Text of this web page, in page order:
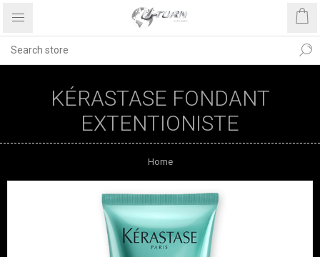
KÉRASTASE FONDANT
EXTENTIONISTE
Home